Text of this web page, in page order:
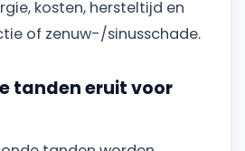
kosten, hersteltijd en
of zenuw-/sinusschade.
tanden eruit voor